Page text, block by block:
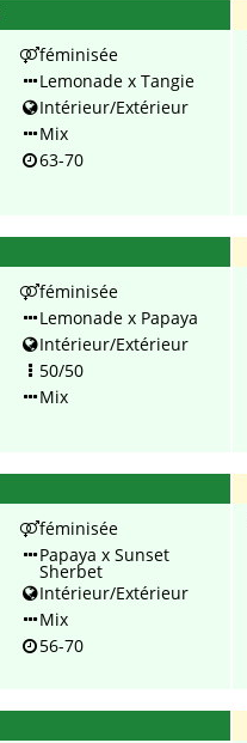
féminisée
Lemonade x Tangie
Intérieur/Extérieur
Mix
63-70
féminisée
Lemonade x Papaya
Intérieur/Extérieur
50/50
Mix
féminisée
Papaya x Sunset
Sherbet
Intérieur/Extérieur
Mix
56-70